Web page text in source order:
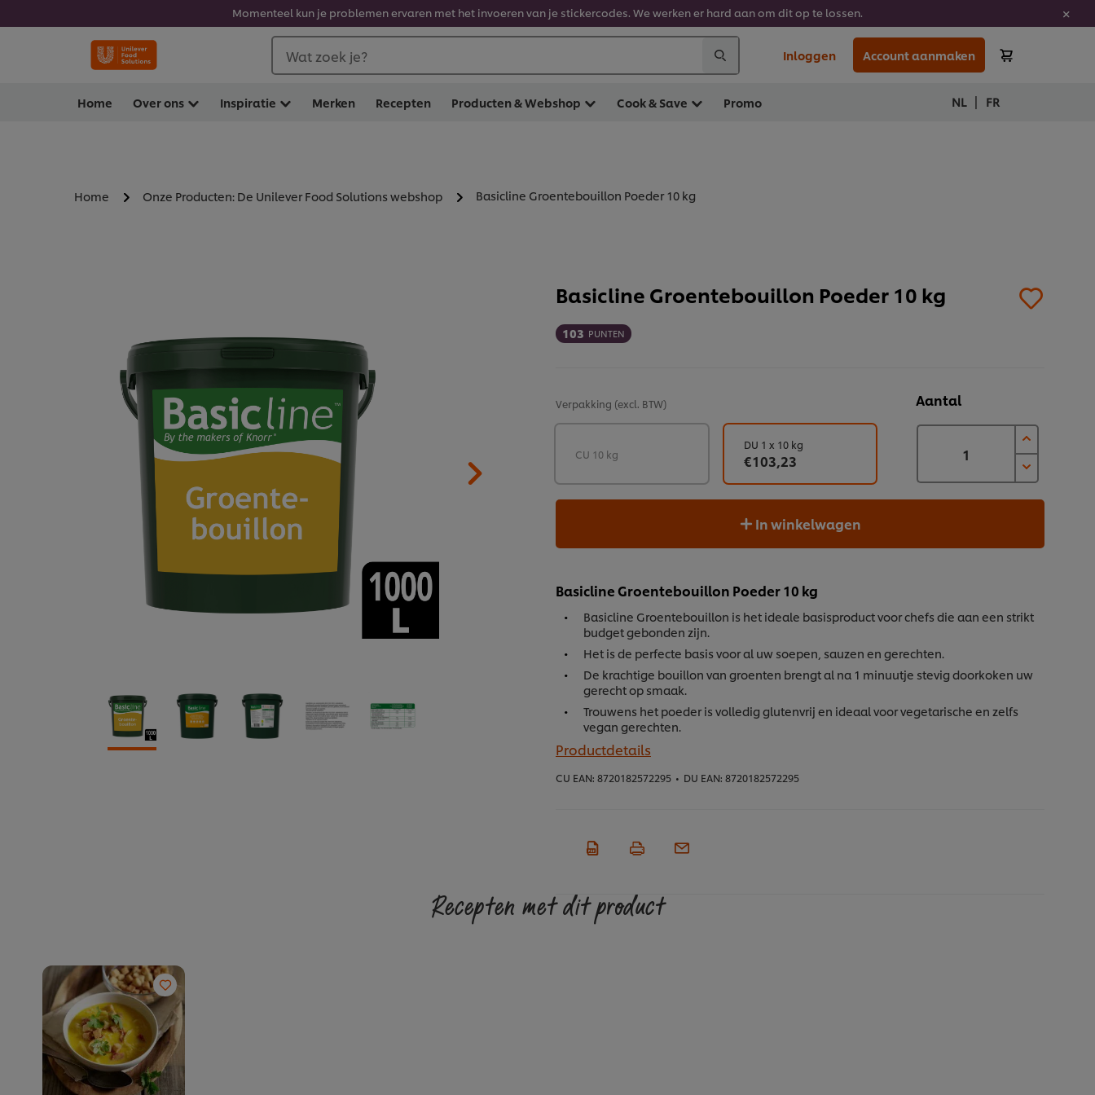
Momenteel kun je problemen ervaren met het invoeren van je stickercodes. We werken er hard aan om dit op te lossen.
Wat zoek je? Inloggen Account aanmaken
Home Over ons Inspiratie Merken Recepten Producten & Webshop Cook & Save Promo NL | FR
Home Onze Producten: De Unilever Food Solutions webshop Basicline Groentebouillon Poeder 10 kg
Basicline Groentebouillon Poeder 10 kg
103 PUNTEN
Verpakking (excl. BTW) Aantal
CU 10 kg
DU 1 x 10 kg
€103,23
In winkelwagen
Basicline Groentebouillon Poeder 10 kg
Basicline Groentebouillon is het ideale basisproduct voor chefs die aan een strikt
budget gebonden zijn.
Het is de perfecte basis voor al uw soepen, sauzen en gerechten.
De krachtige bouillon van groenten brengt al na 1 minuutje stevig doorkoken uw
gerecht op smaak.
Trouwens het poeder is volledig glutenvrij en ideaal voor vegetarische en zelfs
vegan gerechten.
Productdetails
CU EAN: 8720182572295 • DU EAN: 8720182572295
Recepten met dit product